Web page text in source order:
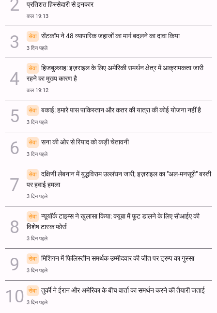
प्रतिशत हिस्सेदारी से इनकार
कल 19:13
सेवा सेंटकॉम ने 48 व्यापारिक जहाजों का मार्ग बदलने का दावा किया
3 दिन पहले
सेवा
हिजबुल्लाह: इज़राइल के लिए अमेरिकी समर्थन क्षेत्र में आक्रामकता जारी
रहने का मुख्य कारण है
कल 19:12
सेवा बकाई: हमारे पास पाकिस्तान और कतर की यात्रा की कोई योजना नहीं है
3 दिन पहले
सेवा सना की ओर से रियाद को कड़ी चेतावनी
3 दिन पहले
सेवा
दक्षिणी लेबनान में युद्धविराम उल्लंघन जारी; इज़राइल का "अल-मनसूरी" बस्ती
पर हवाई हमला
3 दिन पहले
सेवा
न्यूयॉर्क टाइम्स ने खुलासा किया: क्यूबा में फूट डालने के लिए सीआईए की
विशेष टास्क फोर्स
3 दिन पहले
सेवा मिशिगन में फिलिस्तीन समर्थक उम्मीदवार की जीत पर ट्रम्प का गुस्सा
3 दिन पहले
सेवा तुर्की ने ईरान और अमेरिका के बीच वार्ता का समर्थन करने की तैयारी जताई
3 दिन पहले